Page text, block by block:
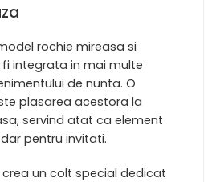
rochie mireasa si
integrata in mai multe
de nunta. O
plasarea acestora la
servind atat ca element
pentru invitati.
un colt special dedicat